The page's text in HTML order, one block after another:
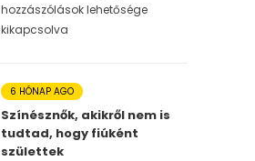
hozzászólások lehetősége
kikapcsolva
6 HÓNAP AGO
Színésznők, akikről nem is
tudtad, hogy fiúként
születtek